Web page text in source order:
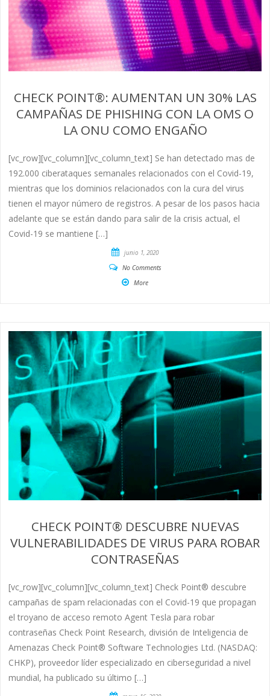
CHECK POINT®: AUMENTAN UN 30% LAS
CAMPAÑAS DE PHISHING CON LA OMS O
LA ONU COMO ENGAÑO
[vc_row][vc_column][vc_column_text] Se han detectado mas de
192.000 ciberataques semanales relacionados con el Covid-19,
mientras que los dominios relacionados con la cura del virus
tienen el mayor número de registros. A pesar de los pasos hacia
adelante que se están dando para salir de la crisis actual, el
Covid-19 se mantiene […]
junio 1, 2020
No Comments
More
CHECK POINT® DESCUBRE NUEVAS
VULNERABILIDADES DE VIRUS PARA ROBAR
CONTRASEÑAS
[vc_row][vc_column][vc_column_text] Check Point® descubre
campañas de spam relacionadas con el Covid-19 que propagan
el troyano de acceso remoto Agent Tesla para robar
contraseñas Check Point Research, división de Inteligencia de
Amenazas Check Point® Software Technologies Ltd. (NASDAQ:
CHKP), proveedor líder especializado en ciberseguridad a nivel
mundial, ha publicado su último […]